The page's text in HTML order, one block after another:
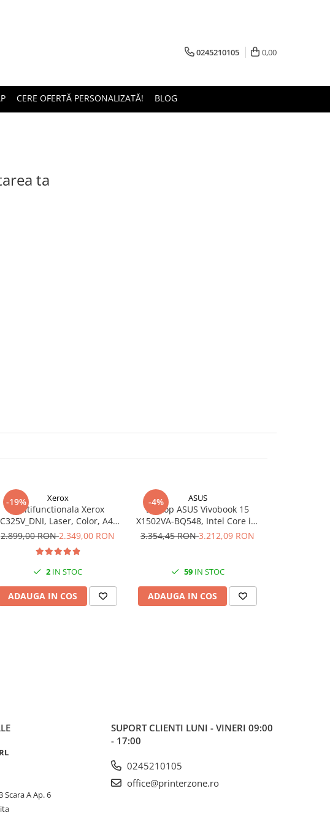
0245210105 0,00
CERE OFERTĂ PERSONALIZATĂ! BLOG
ta
-19% Xerox
Multifunctionala Xerox
C325V_DNI, Laser, Color, A4,
Duplex, DADF, USB, Retea, WI-
2.899,00 RON2.349,00 RON
2 IN STOC
ADAUGA IN COS
-4% ASUS
Laptop ASUS Vivobook 15
X1502VA-BQ548, Intel Core i7-
13620H, 15.6 inch, RAM 16GB,
3.354,45 RON3.212,09 RON
59IN STOC
ADAUGA IN COS
Scara A Ap. 6
SUPORT CLIENTI LUNI - VINERI 09:00
- 17:00
0245210105
office@printerzone.ro